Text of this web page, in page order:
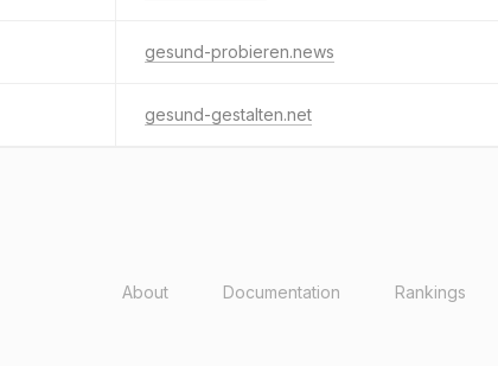
gesund-probieren.news
gesund-gestalten.net
About Documentation Rankings